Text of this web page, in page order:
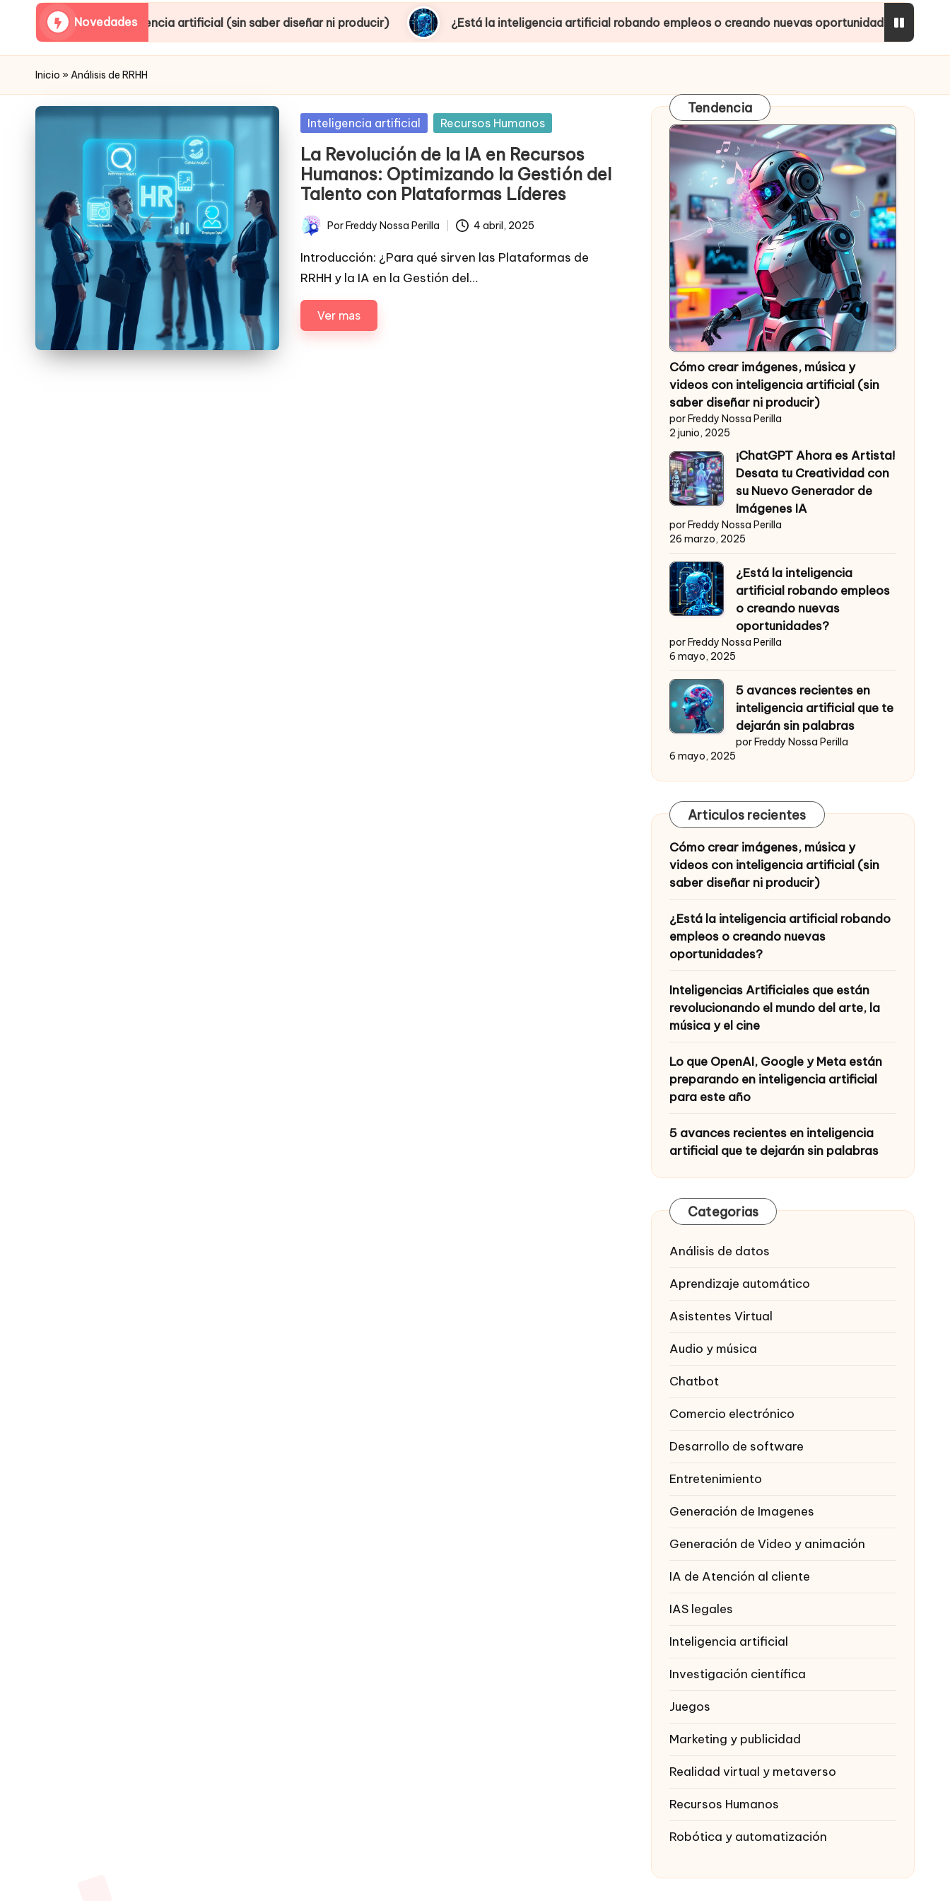
Novedades
inteligencia artificial (sin saber diseñar ni producir) ¿Está la inteligencia artificial robando empleos o creando nuevas oportunidades?
Inicio »Análisis de RRHH
Posted
Inteligencia artificial Recursos Humanos
La Revolución de la IA en Recursos
Humanos: Optimizando la Gestión del
Talento con Plataformas Líderes
Publicado
por
PorFreddy Nossa Perilla 4 abril, 2025
Introducción: ¿Para qué sirven las Plataformas de
RRHH y la IA en la Gestión del…
Ver mas
Tendencia
Cómo crear imágenes, música y
videos con inteligencia artificial (sin
saber diseñar ni producir)
por Freddy Nossa Perilla
2 junio, 2025
¡ChatGPT Ahora es Artista!
Desata tu Creatividad con
su Nuevo Generador de
Imágenes IA
por Freddy Nossa Perilla
26 marzo, 2025
¿Está la inteligencia
artificial robando empleos
o creando nuevas
oportunidades?
por Freddy Nossa Perilla
6 mayo, 2025
5 avances recientes en
inteligencia artificial que te
dejarán sin palabras
por Freddy Nossa Perilla
6 mayo, 2025
Articulos recientes
Cómo crear imágenes, música y
videos con inteligencia artificial (sin
saber diseñar ni producir)
¿Está la inteligencia artificial robando
empleos o creando nuevas
oportunidades?
Inteligencias Artificiales que están
revolucionando el mundo del arte, la
música y el cine
Lo que OpenAI, Google y Meta están
preparando en inteligencia artificial
para este año
5 avances recientes en inteligencia
artificial que te dejarán sin palabras
Categorias
Análisis de datos
Aprendizaje automático
Asistentes Virtual
Audio y música
Chatbot
Comercio electrónico
Desarrollo de software
Entretenimiento
Generación de Imagenes
Generación de Video y animación
IA de Atención al cliente
IAS legales
Inteligencia artificial
Investigación científica
Juegos
Marketing y publicidad
Realidad virtual y metaverso
Recursos Humanos
Robótica y automatización